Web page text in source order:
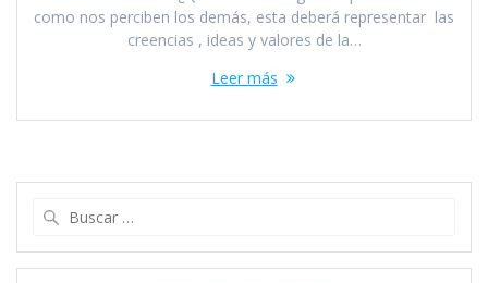
como nos perciben los demás, esta deberá representar las
creencias , ideas y valores de la…
Leer más